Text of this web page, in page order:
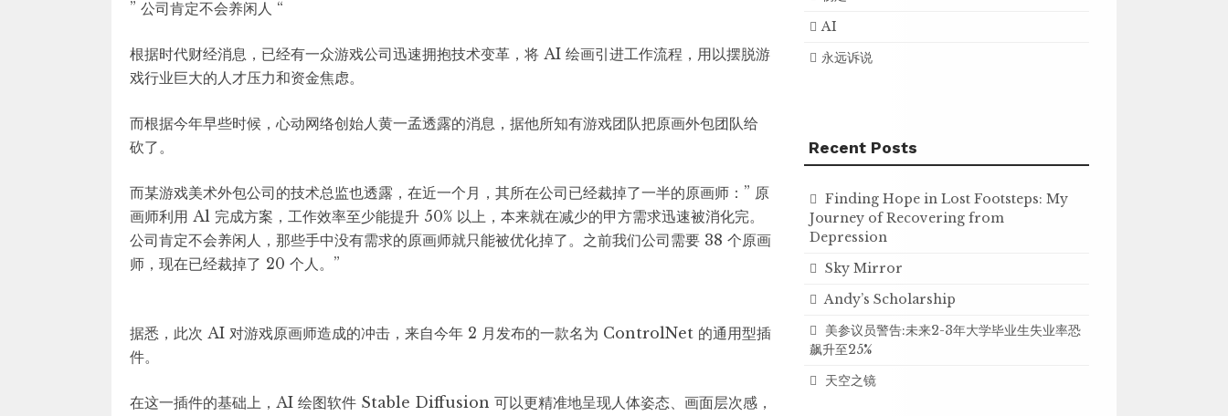
” 公司肯定不会养闲人 “
根据时代财经消息，已经有一众游戏公司迅速拥抱技术变革，将 AI 绘画引进工作流程，用以摆脱游
戏行业巨大的人才压力和资金焦虑。
而根据今年早些时候，心动网络创始人黄一孟透露的消息，据他所知有游戏团队把原画外包团队给
砍了。
而某游戏美术外包公司的技术总监也透露，在近一个月，其所在公司已经裁掉了一半的原画师：” 原
画师利用 Al 完成方案，工作效率至少能提升 50% 以上，本来就在减少的甲方需求迅速被消化完。
公司肯定不会养闲人，那些手中没有需求的原画师就只能被优化掉了。之前我们公司需要 38 个原画
师，现在已经裁掉了 20 个人。”
据悉，此次 AI 对游戏原画师造成的冲击，来自今年 2 月发布的一款名为 ControlNet 的通用型插
件。
在这一插件的基础上，AI 绘图软件 Stable Diffusion 可以更精准地呈现人体姿态、画面层次感，
AI
永远诉说
Recent Posts
Finding Hope in Lost Footsteps: My
Journey of Recovering from
Depression
Sky Mirror
Andy’s Scholarship
美参议员警告:未来2-3年大学毕业生失业率恐
飙升至25%
天空之镜